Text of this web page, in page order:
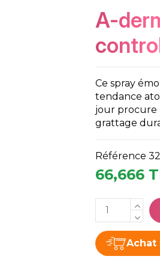
a-derma exomega
Ce spray
tendance
jour procure
grattage
Référence
66,666
Achat